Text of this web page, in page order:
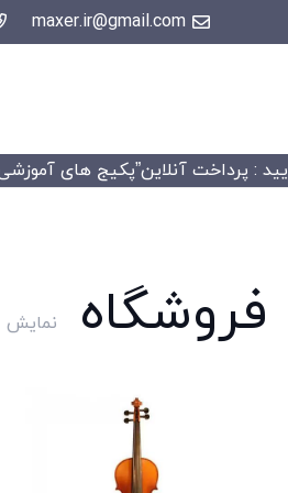
maxer.ir@gmail.com
: پرداخت آنلاین”پکیج های آموزشی” شامل 15 درصد
فروشگاه نمایش 1–10 از 51 نتیجه